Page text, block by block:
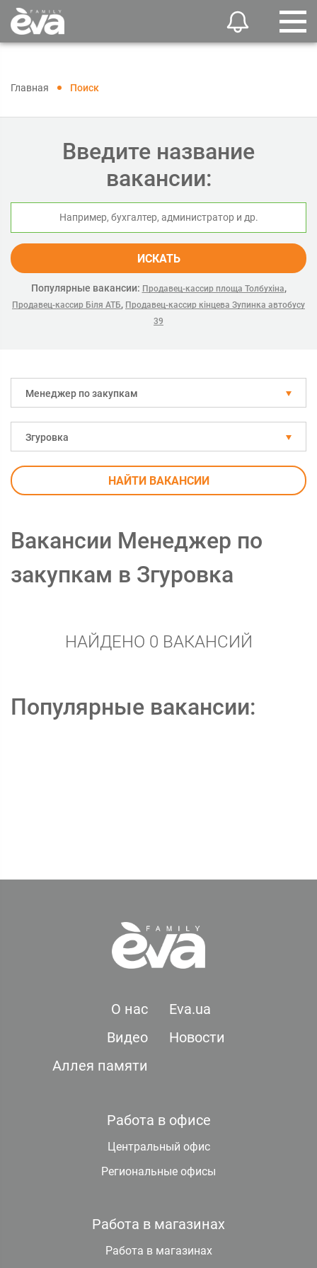
Главная Поиск
Введите название
вакансии:
ИСКАТЬ
Популярные вакансии: Продавец-кассир площа Толбухіна,
Продавец-кассир Біля АТБ, Продавец-кассир кінцева Зупинка автобусу
39
Менеджер по закупкам
Згуровка
НАЙТИ ВАКАНСИИ
Вакансии Менеджер по
закупкам в Згуровка
НАЙДЕНО 0 ВАКАНСИЙ
Популярные вакансии:
О нас
Eva.ua
Видео
Новости
Аллея памяти
Работа в офисе
Центральный офис
Региональные офисы
Работа в магазинах
Работа в магазинах